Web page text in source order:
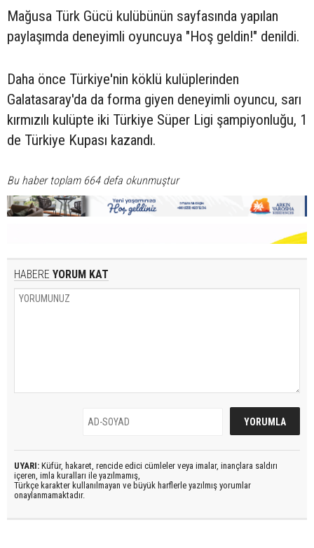
Mağusa Türk Gücü kulübünün sayfasında yapılan
paylaşımda deneyimli oyuncuya "Hoş geldin!" denildi.
Daha önce Türkiye'nin köklü kulüplerinden
Galatasaray'da da forma giyen deneyimli oyuncu, sarı
kırmızılı kulüpte iki Türkiye Süper Ligi şampiyonluğu, 1
de Türkiye Kupası kazandı.
Bu haber toplam 664 defa okunmuştur
HABERE YORUM KAT
UYARI: Küfür, hakaret, rencide edici cümleler veya imalar, inançlara saldırı
içeren, imla kuralları ile yazılmamış,
Türkçe karakter kullanılmayan ve büyük harflerle yazılmış yorumlar
onaylanmamaktadır.